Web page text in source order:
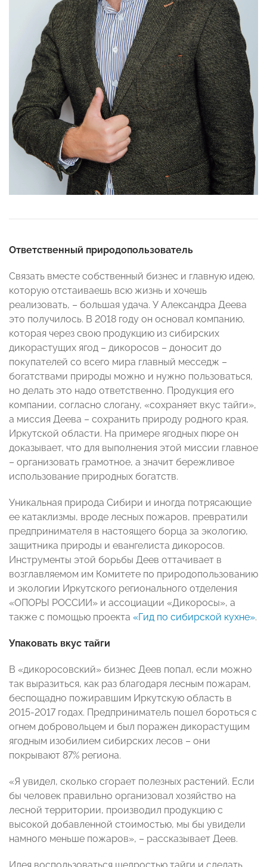
Ответственный природопользователь
Связать вместе собственный бизнес и главную идею,
которую отстаиваешь всю жизнь и хочешь
реализовать, – большая удача. У Александра Деева
это получилось. В 2018 году он основал компанию,
которая через свою продукцию из сибирских
дикорастущих ягод – дикоросов – доносит до
покупателей со всего мира главный месседж –
богатствами природы можно и нужно пользоваться,
но делать это надо ответственно. Продукция его
компании, согласно слогану, «сохраняет вкус тайги»,
а миссия Деева – сохранить природу родного края,
Иркутской области. На примере ягодных пюре он
доказывает, что для выполнения этой миссии главное
– организовать грамотное, а значит бережливое
использование природных богатств.
Уникальная природа Сибири и иногда потрясающие
ее катаклизмы, вроде лесных пожаров, превратили
предпринимателя в настоящего борца за экологию,
защитника природы и евангелиста дикоросов.
Инструменты этой борьбы Деев оттачивает в
возглавляемом им Комитете по природопользованию
и экологии Иркутского регионального отделения
«ОПОРЫ РОССИИ» и ассоциации «Дикоросы», а
также с помощью проекта «Гид по сибирской кухне».
Упаковать вкус тайги
В «дикоросовский» бизнес Деев попал, если можно
так выразиться, как раз благодаря лесным пожарам,
беспощадно пожиравшим Иркутскую область в
2015-2017 годах. Предприниматель пошел бороться с
огнем добровольцем и был поражен дикорастущим
ягодным изобилием сибирских лесов – они
покрывают 87% региона.
«Я увидел, сколько сгорает полезных растений. Если
бы человек правильно организовал хозяйство на
лесной территории, производил продукцию с
высокой добавленной стоимостью, мы бы увидели
намного меньше пожаров», – рассказывает Деев.